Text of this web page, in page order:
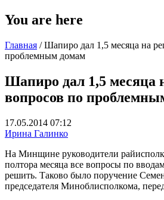
You are here
Главная / Шапиро дал 1,5 месяца на
проблемным домам
Шапиро дал 1,5 месяца
вопросов по
17.05.2014 07:12
Ирина Галинко
На Минщине руководители
полтора месяца все вопросы по
решить. Таково было поручение
председателя Миноблисполкома,